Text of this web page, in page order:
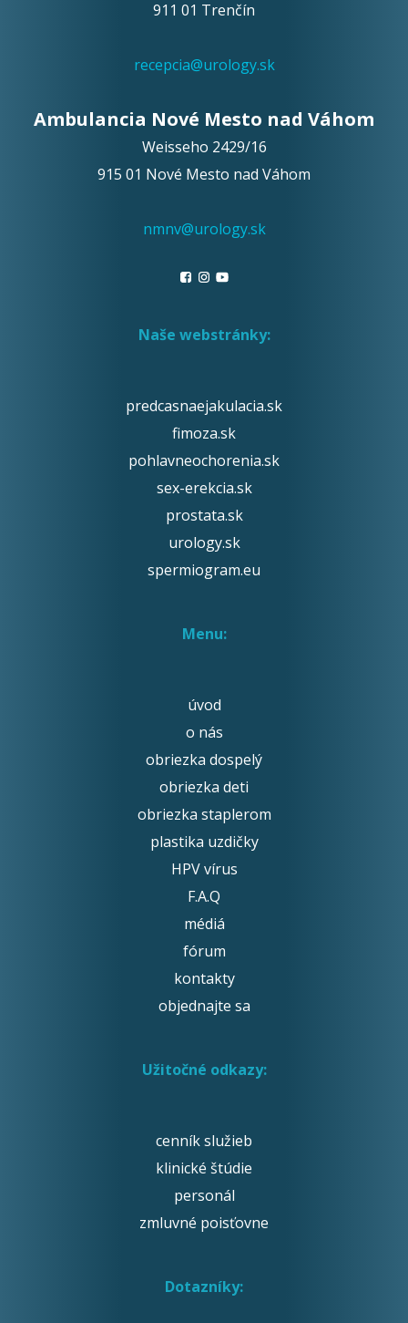
911 01 Trenčín
recepcia@urology.sk
Ambulancia Nové Mesto nad Váhom
Weisseho 2429/16
915 01 Nové Mesto nad Váhom
nmnv@urology.sk
Naše webstránky:
predcasnaejakulacia.sk
fimoza.sk
pohlavneochorenia.sk
sex-erekcia.sk
prostata.sk
urology.sk
spermiogram.eu
Menu:
úvod
o nás
obriezka dospelý
obriezka deti
obriezka staplerom
plastika uzdičky
HPV vírus
F.A.Q
médiá
fórum
kontakty
objednajte sa
Užitočné odkazy:
cenník služieb
klinické štúdie
personál
zmluvné poisťovne
Dotazníky: